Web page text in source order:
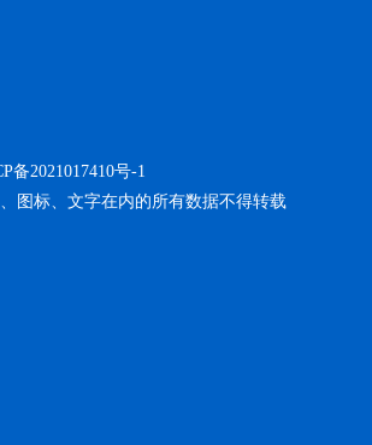
备2021017410号-1
图标、文字在内的所有数据不得转载